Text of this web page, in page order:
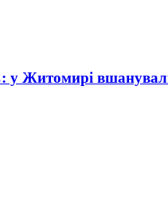
Житомирі